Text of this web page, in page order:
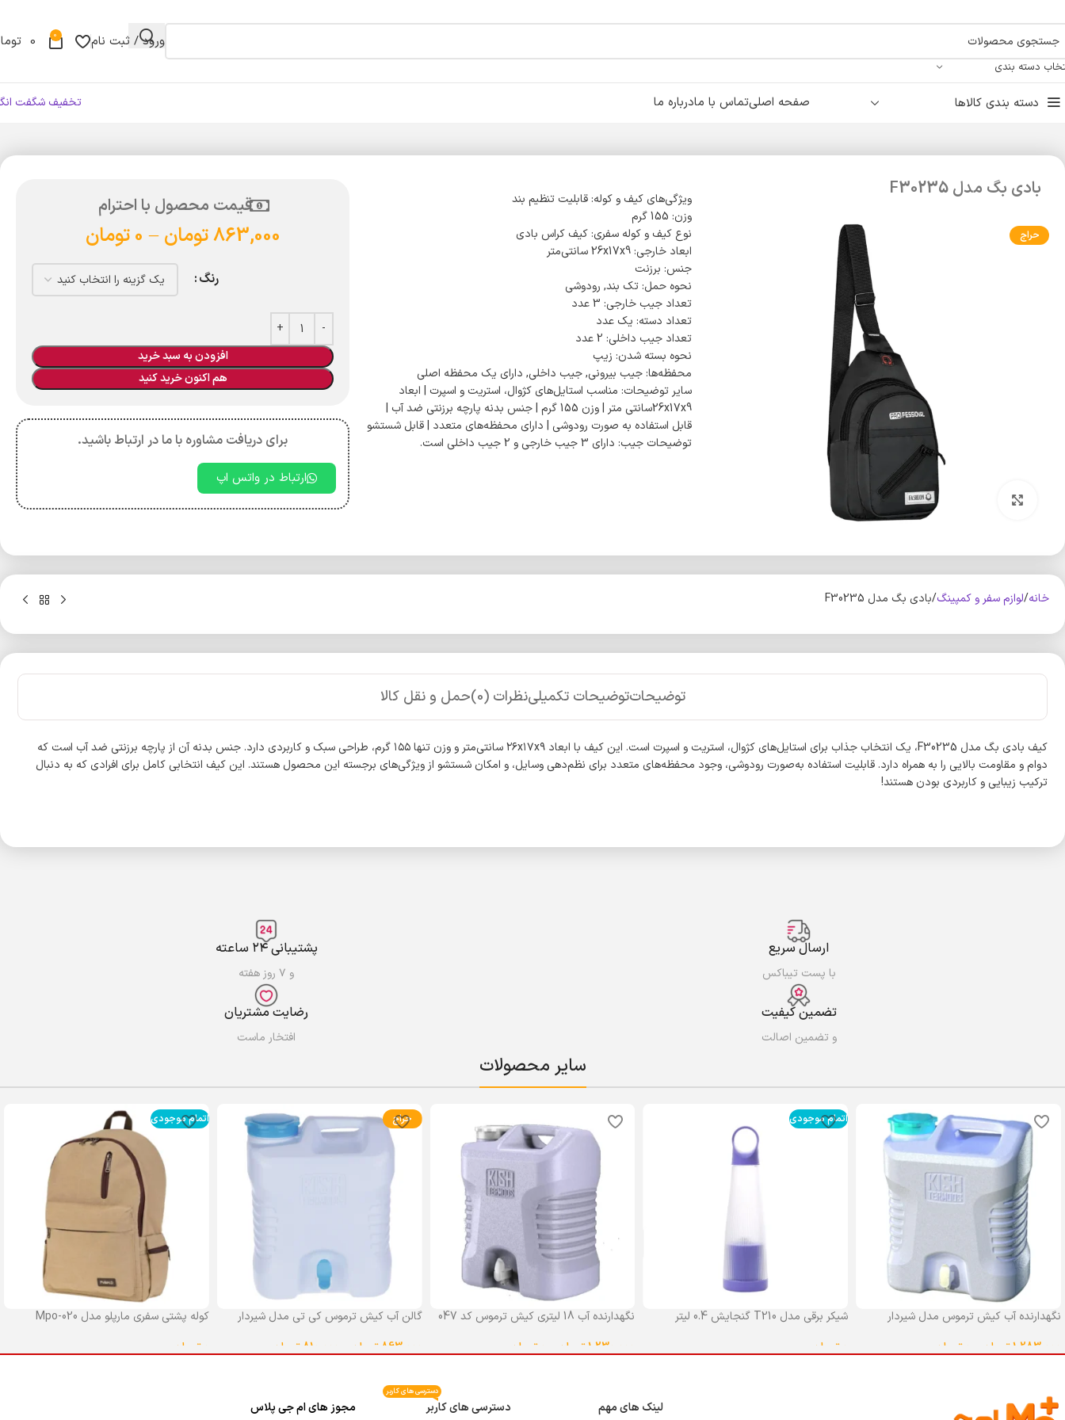
دسته بندی
ورود / ثبت نام 0
0
دسته بندی کالاها صفحه اصلیتماس با مادرباره ما تخفیف شگفت
بادی بگ مدل F30235
حراج
بزرگنمایی تصویر
ویژگی‌های کیف و کوله: قابلیت تنظیم بند
وزن: 155 گرم
نوع کیف و کوله سفری: کیف کراس بادی
ابعاد خارجی: 26x17x9 سانتی‌متر
جنس: برزنت
نحوه حمل: تک بند, رودوشی
تعداد جیب خارجی: 3 عدد
تعداد دسته: یک عدد
تعداد جیب داخلی: 2 عدد
نحوه بسته شدن: زیپ
محفظه‌ها: جیب بیرونی, جیب داخلی, دارای یک محفظه اصلی
سایر توضیحات: مناسب استایل‌های کژوال، استریت و اسپرت | ابعاد
26x17x9سانتی متر | وزن 155 گرم | جنس بدنه پارچه برزنتی ضد آب |
قابل استفاده به صورت رودوشی | دارای محفظه‌های متعدد | قابل شستشو
توضیحات جیب: دارای 3 جیب خارجی و 2 جیب داخلی است.
قیمت محصول با احترام
863,000تومان –
0 تومان
رنگ
افزودن به سبد خرید
هم اکنون خرید کنید
برای دریافت مشاوره با ما در ارتباط باشید.
ارتباط در واتس اپ
خانه لوازم سفر و کمپینگ بادی بگ مدل F30235
توضیحاتتوضیحات تکمیلینظرات (0) حمل و نقل کالا
کیف بادی بگ مدل F30235، یک انتخاب جذاب برای استایل‌های کژوال، استریت و اسپرت است. این کیف با ابعاد ۲۶x۱۷x۹ سانتی‌متر و وزن تنها ۱۵۵ گرم، طراحی سبک و کاربردی دارد. جنس بدنه آن از پارچه برزنتی ضد آب است که
دوام و مقاومت بالایی را به همراه دارد. قابلیت استفاده به‌صورت رودوشی، وجود محفظه‌های متعدد برای نظم‌دهی وسایل، و امکان شستشو از ویژگی‌های برجسته این محصول هستند. این کیف انتخابی کامل برای افرادی که به دنبال
ترکیب زیبایی و کاربردی بودن هستند!
ارسال سریع
با پست تیباکس
پشتیبانی ۲۴ ساعته
و ۷ روز هفته
تضمین کیفیت
و تضمین اصالت
رضایت مشتریان
افتخار ماست
سایر محصولات
نگهدارنده آب کیش ترموس مدل شیردار
1,283,000تومان تومان
اتمام موجودی
شیکر برقی مدل T210 گنجایش 0.4 لیتر
تومان
نگهدارنده آب 18 لیتری کیش ترموس کد 047
1,230,000تومان تومان
حراج
گالن آب کیش ترموس کی تی مدل شیردار
863,000 تومان 810,000 تومان
اتمام موجودی
کوله پشتی سفری مارپلو مدل Mpo-020
تومان
لینک های مهم دسترسی های کاربر
دسترسی های کاربر
مجوز های ام جی پلاس